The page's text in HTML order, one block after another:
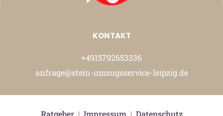
KONTAKT
+4915792653336
anfrage@stein-umzugsservice-leipzig.de
Ratgeber| Impressum | Datenschutz